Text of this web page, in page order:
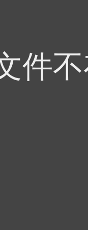
件